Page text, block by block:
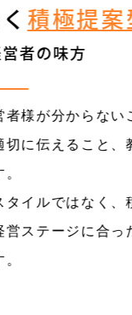
提案型
方
からないこと
ること、教え
はなく、積極
ジに合った提